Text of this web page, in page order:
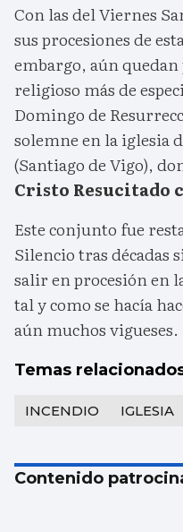
Con las del Viernes
sus procesiones de
embargo, aún
religioso más de
Domingo de
solemne en la iglesia
(Santiago de Vigo),
Cristo Resucitado
Este conjunto fue
Silencio tras décadas
salir en procesión en
tal y como se hacía
aún muchos vigueses.
Temas
INCENDIO IGLESIA
Contenido